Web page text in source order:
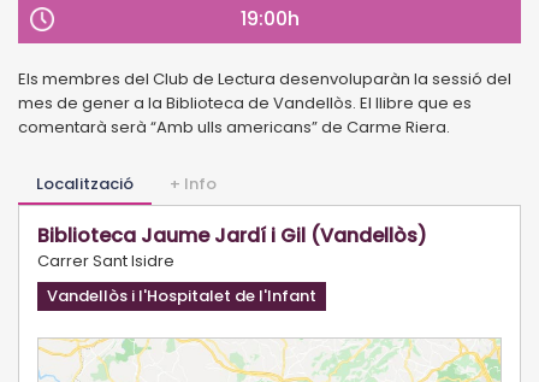
19:00h
Els membres del Club de Lectura desenvoluparàn la sessió del
mes de gener a la Biblioteca de Vandellòs. El llibre que es
comentarà serà “Amb ulls americans” de Carme Riera.
Localització + Info
Biblioteca Jaume Jardí i Gil (Vandellòs)
Carrer Sant Isidre
Vandellòs i l'Hospitalet de l'Infant